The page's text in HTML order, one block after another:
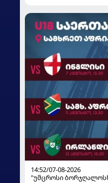
14:52/07-08-2026
"უმცროსი